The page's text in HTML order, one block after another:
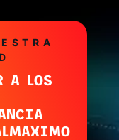
A LOS